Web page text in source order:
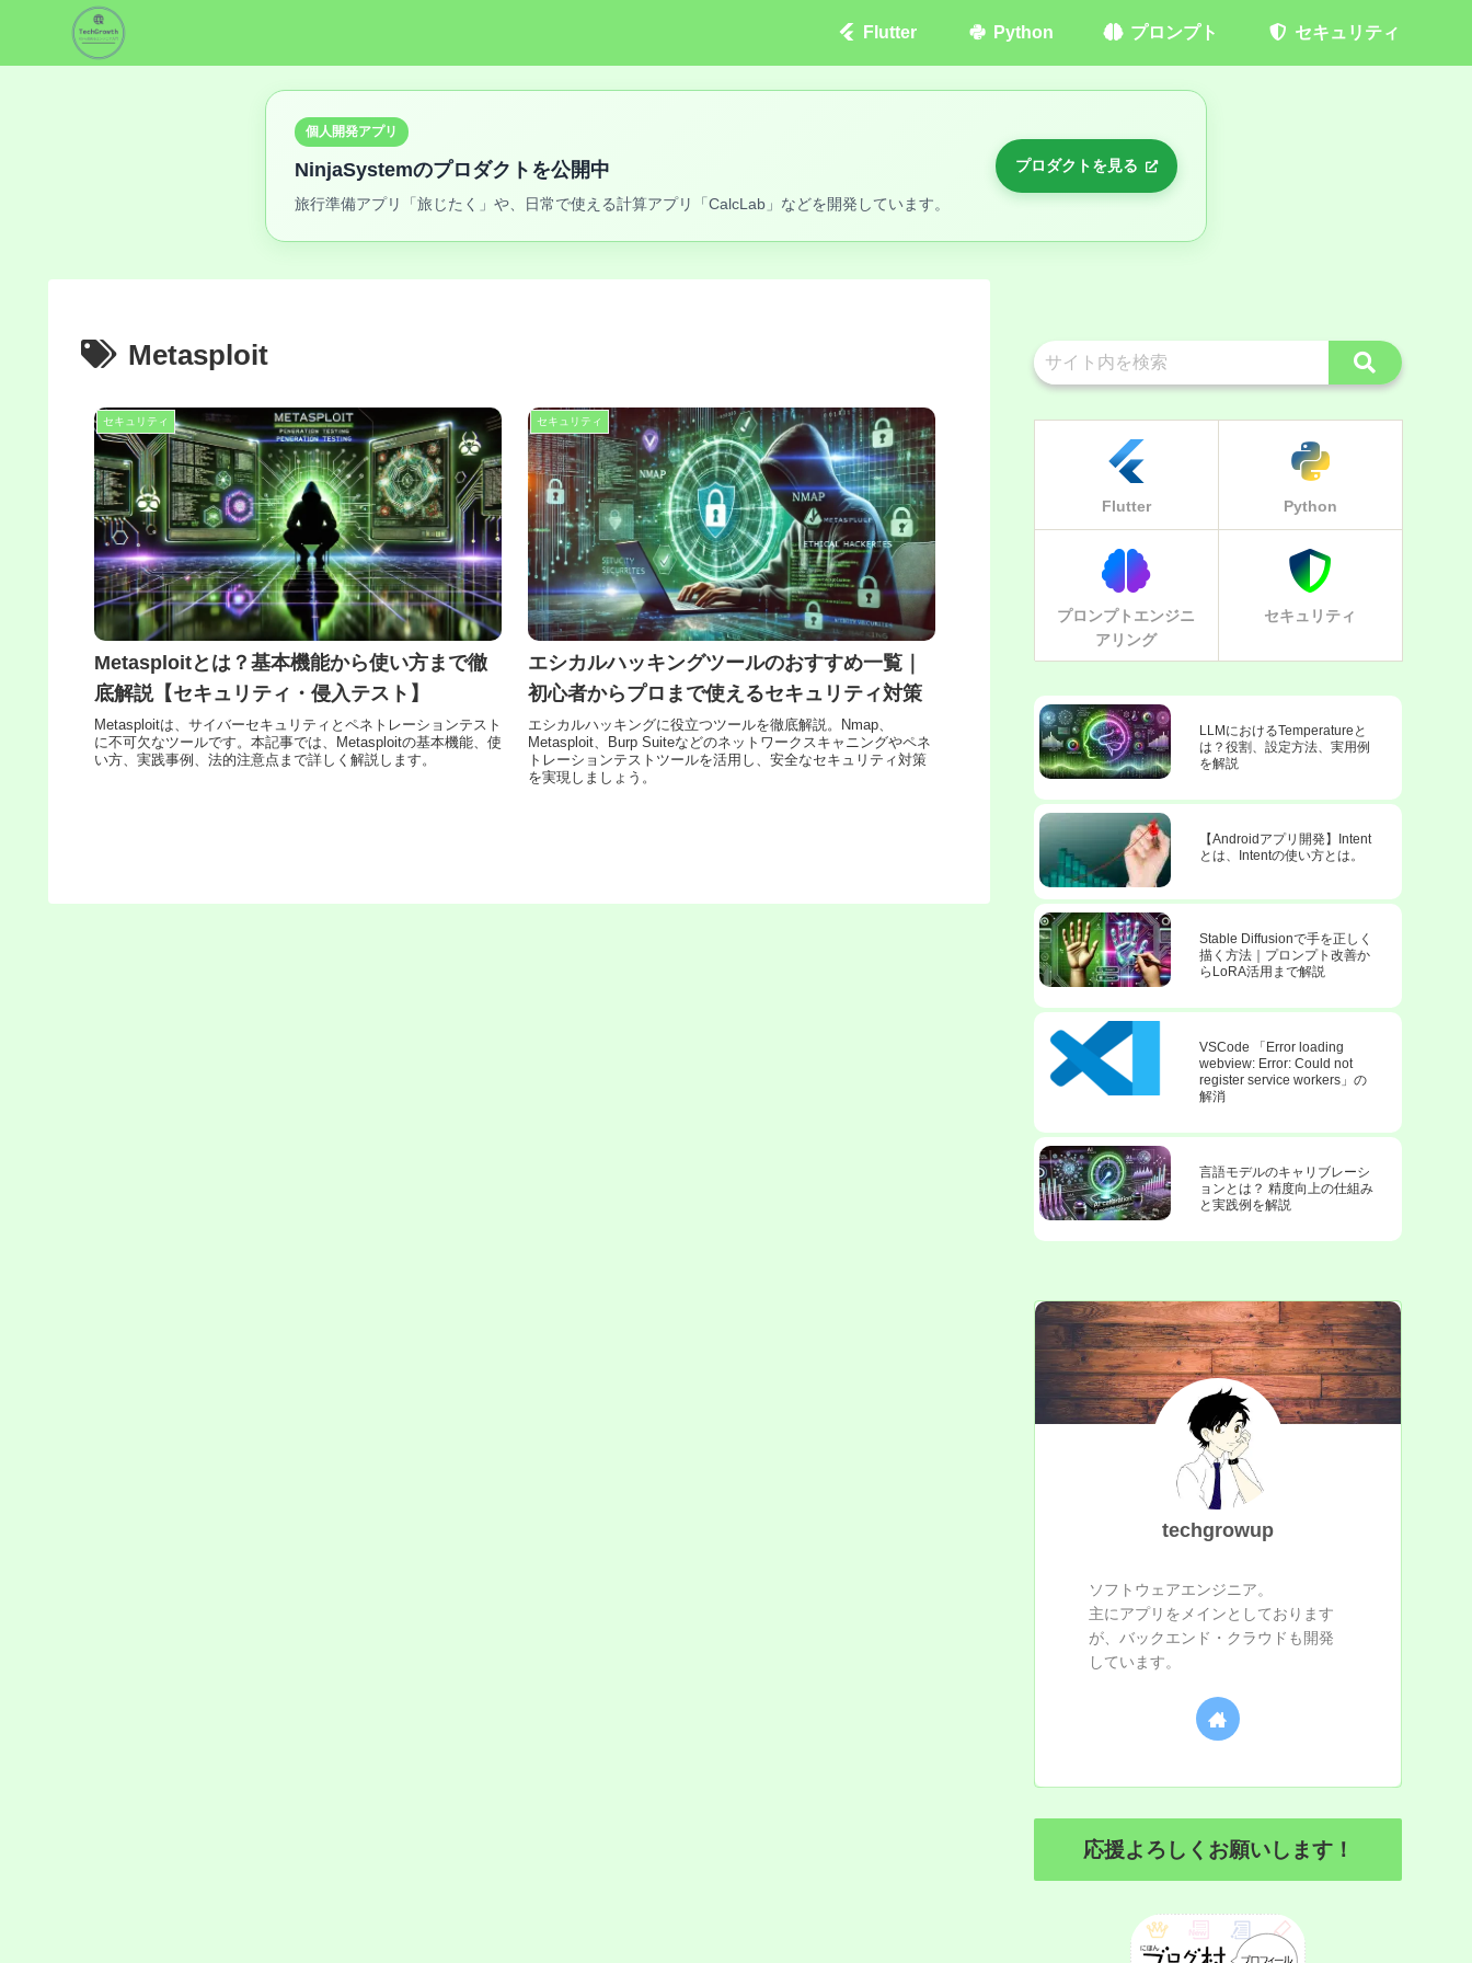
Flutter Python プロンプト セキュリティ
個人開発アプリ
NinjaSystemのプロダクトを公開中
旅行準備アプリ「旅じたく」や、日常で使える計算アプリ「CalcLab」などを開発しています。
プロダクトを見る
Metasploit
セキュリティ
Metasploitとは？基本機能から使い方まで徹
底解説【セキュリティ・侵入テスト】
Metasploitは、サイバーセキュリティとペネトレーションテスト
に不可欠なツールです。本記事では、Metasploitの基本機能、使
い方、実践事例、法的注意点まで詳しく解説します。
セキュリティ
エシカルハッキングツールのおすすめ一覧｜
初心者からプロまで使えるセキュリティ対策
エシカルハッキングに役立つツールを徹底解説。Nmap、
Metasploit、Burp Suiteなどのネットワークスキャニングやペネ
トレーションテストツールを活用し、安全なセキュリティ対策
を実現しましょう。
Flutter Python
プロンプトエンジニ
アリング
セキュリティ
LLMにおけるTemperatureと
は？役割、設定方法、実用例
を解説
【Androidアプリ開発】Intent
とは、Intentの使い方とは。
Stable Diffusionで手を正しく
描く方法｜プロンプト改善か
らLoRA活用まで解説
VSCode 「Error loading
webview: Error: Could not
register service workers」の
解消
言語モデルのキャリブレーシ
ョンとは？ 精度向上の仕組み
と実践例を解説
techgrowup
ソフトウェアエンジニア。
主にアプリをメインとしております
が、バックエンド・クラウドも開発
しています。
応援よろしくお願いします！